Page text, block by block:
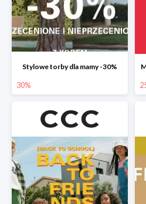
Stylowe torby dla mamy -30%
30%